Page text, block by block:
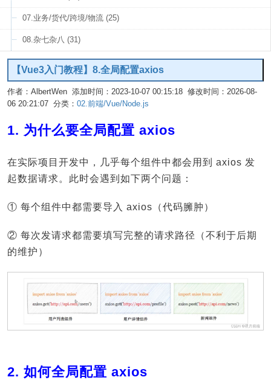
07.业务/货代/跨境/物流 (25)
08.杂七杂八 (31)
【Vue3入门教程】8.全局配置axios
作者：AlbertWen 添加时间：2023-10-07 00:15:18 修改时间：2026-08-
06 20:21:07 分类： 02.前端/Vue/Node.js
1. 为什么要全局配置 axios
在实际项目开发中，几乎每个组件中都会用到 axios 发
起数据请求。此时会遇到如下两个问题：
① 每个组件中都需要导入 axios（代码臃肿）
② 每次发请求都需要填写完整的请求路径（不利于后期
的维护）
2. 如何全局配置 axios